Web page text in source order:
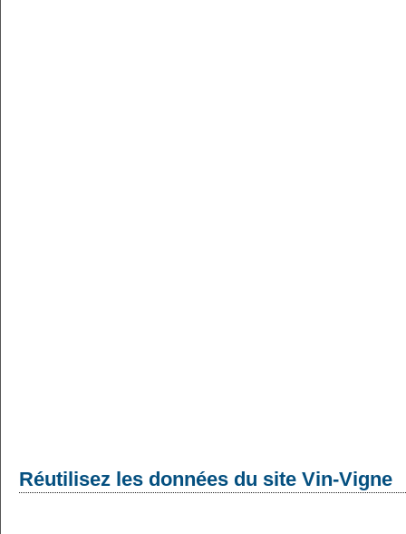
Réutilisez les données du site Vin-Vigne